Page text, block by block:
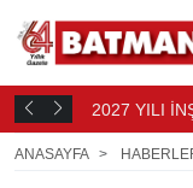
4 SAAT 2027 YILI
ANASAYFA